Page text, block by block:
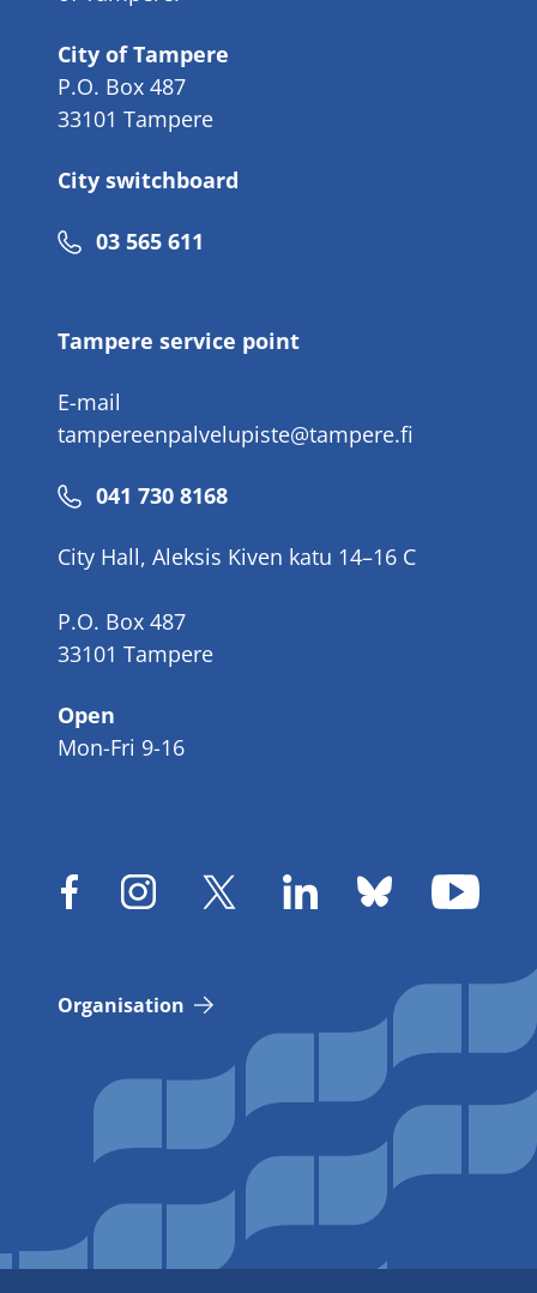
City of Tampere
P.O. Box 487
33101 Tampere
City switchboard
Phone
03 565 611
Tampere service point
E-mail
tampereenpalvelupiste@tampere.fi
Phone
041 730 8168
City Hall, Aleksis Kiven katu 14–16 C
P.O. Box 487
33101 Tampere
Open
Mon-Fri 9-16
Organisation